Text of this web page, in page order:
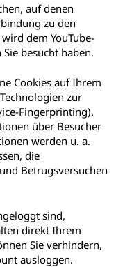
auf denen
zu den
dem YouTube-
besucht haben.
Cookies auf Ihrem
zur
Fingerprinting).
über Besucher
werden u. a.
die
Betrugsversuchen
sind,
direkt Ihrem
Sie verhindern,
ausloggen.